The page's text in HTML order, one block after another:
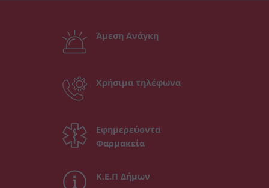
Άμεση Ανάγκη
Χρήσιμα τηλέφωνα
Εφημερεύοντα
Φαρμακεία
Κ.Ε.Π Δήμων